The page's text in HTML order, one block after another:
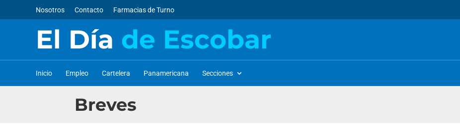
Nosotros Contacto Farmacias de Turno
El Día de Escobar
Inicio Empleo Cartelera Panamericana Secciones
Breves